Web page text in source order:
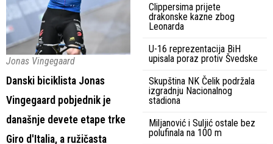
Jonas Vingegaard
Danski biciklista Jonas
Vingegaard pobjednik je
današnje devete etape trke
Giro d'Italia, a ružičasta
Clippersima prijete
drakonske kazne zbog
Leonarda
U-16 reprezentacija BiH
upisala poraz protiv Švedske
Skupština NK Čelik podržala
izgradnju Nacionalnog
stadiona
Miljanović i Suljić ostale bez
polufinala na 100 m